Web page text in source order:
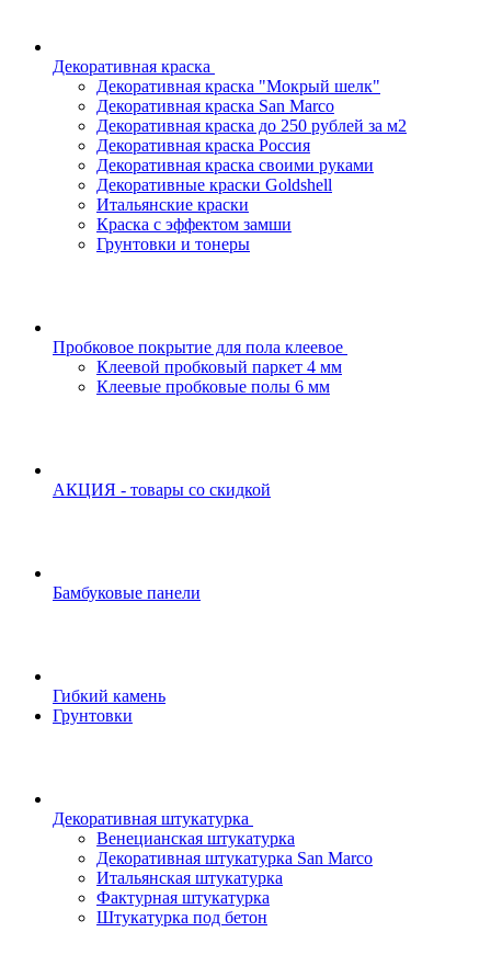
Декоративная краска
Декоративная краска "Мокрый шелк"
Декоративная краска San Marco
Декоративная краска до 250 рублей за м2
Декоративная краска Россия
Декоративная краска своими руками
Декоративные краски Goldshell
Итальянские краски
Краска с эффектом замши
Грунтовки и тонеры
Пробковое покрытие для пола клеевое
Клеевой пробковый паркет 4 мм
Клеевые пробковые полы 6 мм
АКЦИЯ - товары со скидкой
Бамбуковые панели
Гибкий камень
Грунтовки
Декоративная штукатурка
Венецианская штукатурка
Декоративная штукатурка San Marco
Итальянская штукатурка
Фактурная штукатурка
Штукатурка под бетон